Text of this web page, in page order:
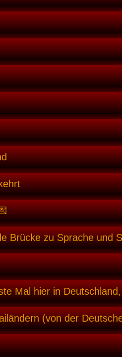
Brücke zu Sprache und
Mal hier in
(von der